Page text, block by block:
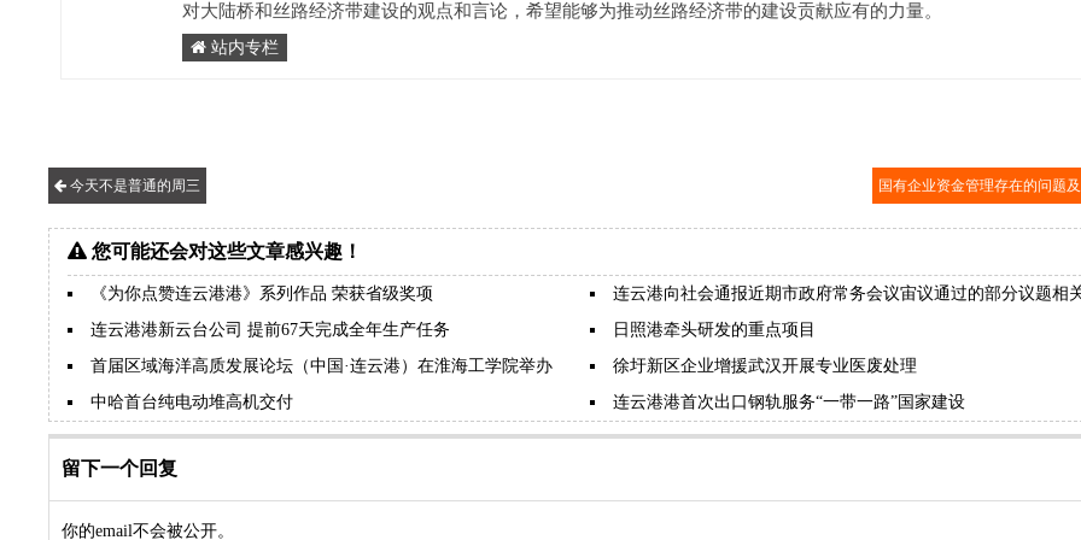
对大陆桥和丝路经济带建设的观点和言论，希望能够为推动丝路经济带的建设贡献应有的力量。
站内专栏
今天不是普通的周三 国有企业资金管理存在的问题
您可能还会对这些文章感兴趣！
《为你点赞连云港港》系列作品 荣获省级奖项
连云港向社会通报近期市政府常务会议宙议通过的部分议题相
连云港港新云台公司 提前67天完成全年生产任务
日照港牵头研发的重点项目
首届区域海洋高质发展论坛（中国·连云港）在淮海工学院举办
徐圩新区企业增援武汉开展专业医废处理
中哈首台纯电动堆高机交付
连云港港首次出口钢轨服务“一带一路”国家建设
留下一个回复
你的email不会被公开。